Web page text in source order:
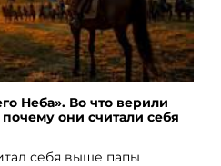
Неба». Во что верили
они считали себя
себя выше папы